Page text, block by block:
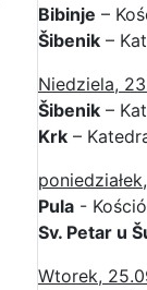
Bibinje –
Šibenik –
Niedziela,
Šibenik –
Krk –
Pula -
Sv. Petar u
Wtorek,